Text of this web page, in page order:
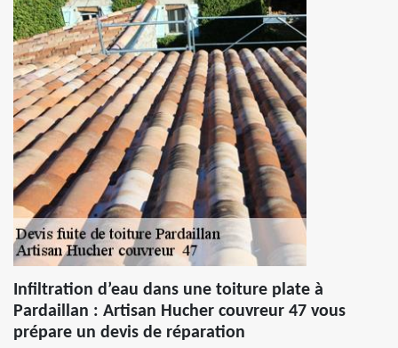
Infiltration d’eau dans une toiture plate à
Pardaillan : Artisan Hucher couvreur 47 vous
prépare un devis de réparation